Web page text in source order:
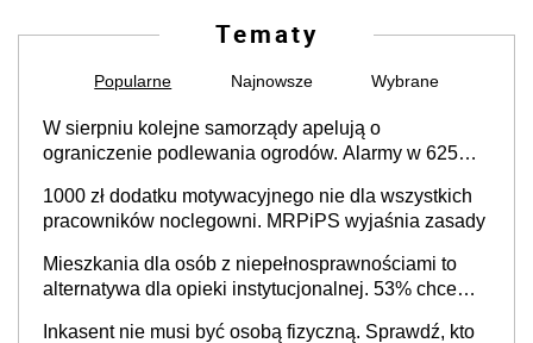
Tematy
Popularne Najnowsze Wybrane
W sierpniu kolejne samorządy apelują o
ograniczenie podlewania ogrodów. Alarmy w 625
cały kraj
1000 zł dodatku motywacyjnego nie dla wszystkich
pracowników noclegowni. MRPiPS wyjaśnia zasady
Mieszkania dla osób z niepełnosprawnościami to
alternatywa dla opieki instytucjonalnej. 53% chce
Inkasent nie musi być osobą fizyczną. Sprawdź, kto